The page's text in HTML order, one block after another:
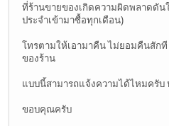
ที่ร้านขายของเกิดความผิดพลาดดัน
ประจำเข้ามาซื้อทุกเดือน)
โทรตามให้เอามาคืน ไม่ยอมคืนสัก
ของร้าน
แบบนี้สามารถแจ้งความได้ไหมครับ
ขอบคุณครับ